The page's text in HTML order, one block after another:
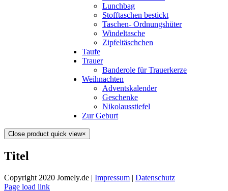
Lunchbag
Stofftaschen bestickt
Taschen- Ordnungshüter
Windeltasche
Zipfeltäschchen
Taufe
Trauer
Banderole für Trauerkerze
Weihnachten
Adventskalender
Geschenke
Nikolausstiefel
Zur Geburt
Close product quick view×
Titel
Copyright 2020 Jomely.de | Impressum | Datenschutz
Page load link